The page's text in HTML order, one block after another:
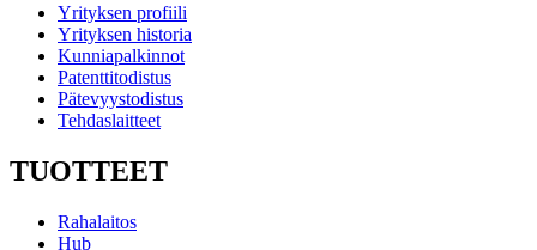
Yrityksen profiili
Yrityksen historia
Kunniapalkinnot
Patenttitodistus
Pätevyystodistus
Tehdaslaitteet
TUOTTEET
Rahalaitos
Hub